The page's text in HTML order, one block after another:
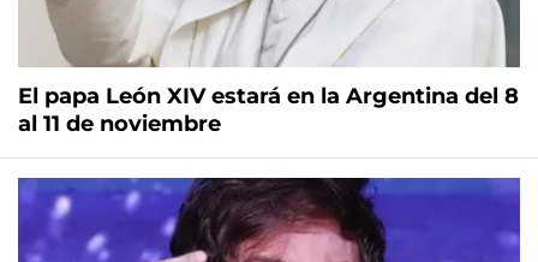
El papa León XIV estará en la Argentina del 8
al 11 de noviembre